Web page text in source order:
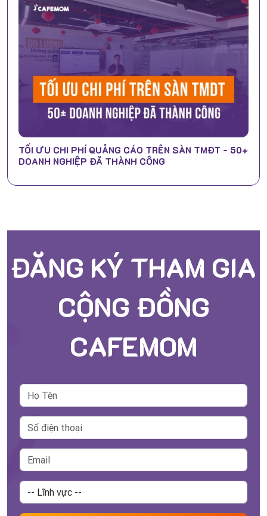
TỐI ƯU CHI PHÍ QUẢNG CÁO TRÊN SÀN TMĐT - 50+
DOANH NGHIỆP ĐÃ THÀNH CÔNG
ĐĂNG KÝ THAM GIA
CỘNG ĐỒNG
CAFEMOM